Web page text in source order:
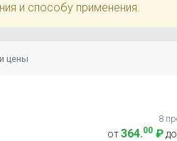
и способу применения.
цены
8
от364.00 ₽ до